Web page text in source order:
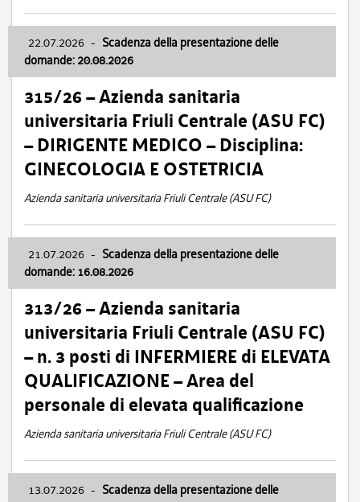
22.07.2026 - Scadenza della presentazione delle
domande: 20.08.2026
315/26 – Azienda sanitaria
universitaria Friuli Centrale (ASU FC)
– DIRIGENTE MEDICO – Disciplina:
GINECOLOGIA E OSTETRICIA
Azienda sanitaria universitaria Friuli Centrale (ASU FC)
21.07.2026 - Scadenza della presentazione delle
domande: 16.08.2026
313/26 – Azienda sanitaria
universitaria Friuli Centrale (ASU FC)
– n. 3 posti di INFERMIERE di ELEVATA
QUALIFICAZIONE – Area del
personale di elevata qualificazione
Azienda sanitaria universitaria Friuli Centrale (ASU FC)
13.07.2026 - Scadenza della presentazione delle